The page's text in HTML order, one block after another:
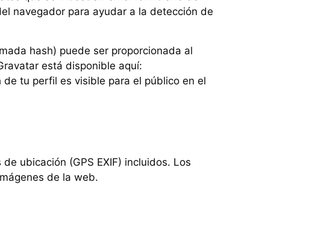
navegador para ayudar a la detección de
hash) puede ser proporcionada al
está disponible aquí:
tu perfil es visible para el público en el
ubicación (GPS EXIF) incluidos. Los
de la web.